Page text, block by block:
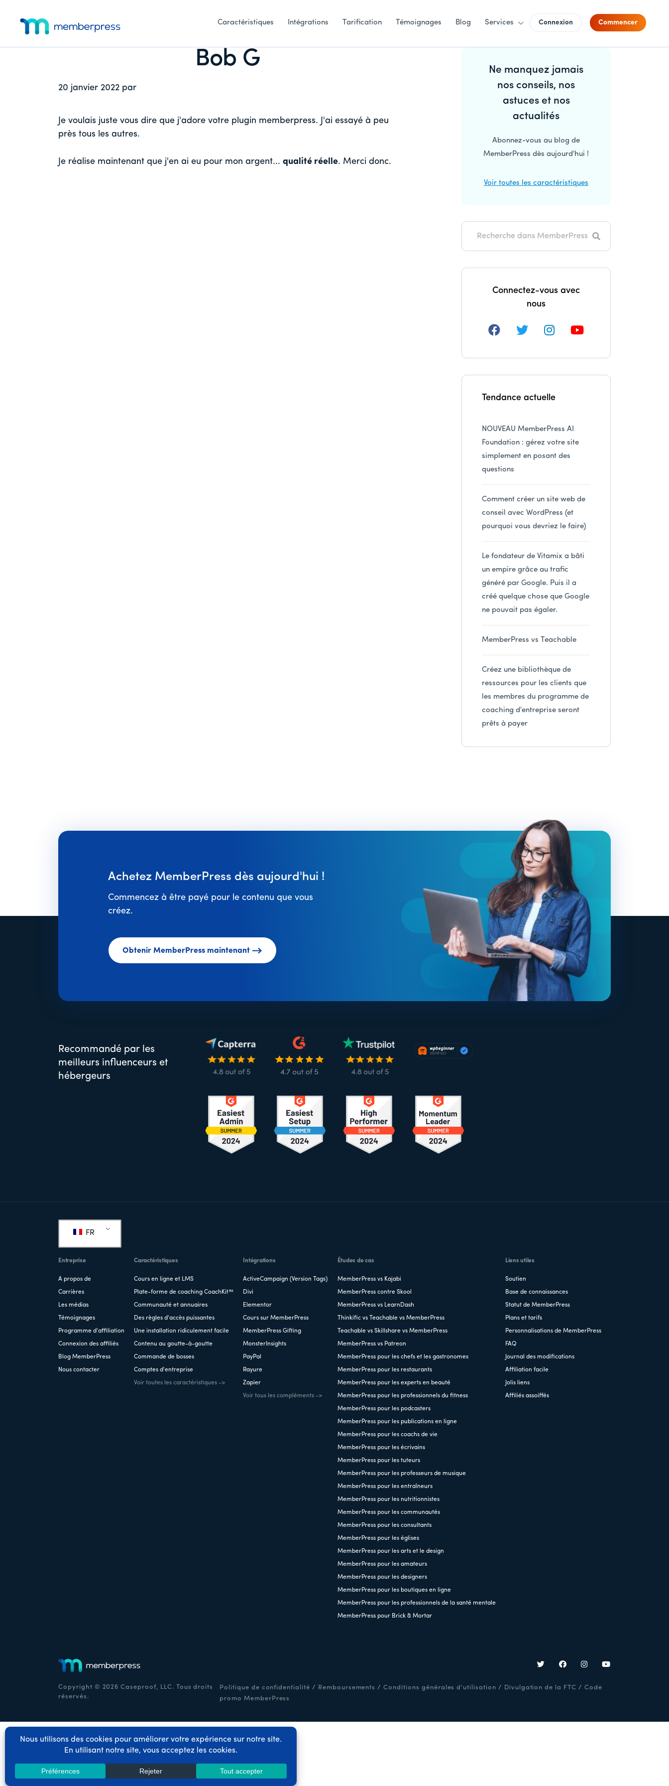
supplémentaire
Caractéristiques Intégrations Tarification Témoignages Blog Services Connexion Commencer
Bob G
20 janvier 2022 par
Je voulais juste vous dire que j'adore votre plugin memberpress. J'ai essayé à peu
près tous les autres.
Je réalise maintenant que j'en ai eu pour mon argent... qualité réelle. Merci donc.
latérale
principale
Ne manquez jamais
nos conseils, nos
astuces et nos
actualités
Abonnez-vous au blog de
MemberPress dès aujourd'hui !
Voir toutes les caractéristiques
Recherche
Connectez-vous avec
nous
Tendance actuelle
NOUVEAU MemberPress AI
Foundation : gérez votre site
simplement en posant des
questions
Comment créer un site web de
conseil avec WordPress (et
pourquoi vous devriez le faire)
Le fondateur de Vitamix a bâti
un empire grâce au trafic
généré par Google. Puis il a
créé quelque chose que Google
ne pouvait pas égaler.
MemberPress vs Teachable
Créez une bibliothèque de
ressources pour les clients que
les membres du programme de
coaching d'entreprise seront
prêts à payer
Achetez MemberPress dès aujourd'hui !
Commencez à être payé pour le contenu que vous
créez.
Obtenir MemberPress maintenant
Recommandé par les
meilleurs influenceurs et
hébergeurs
FR
Entreprise
A propos de
Carrières
Les médias
Témoignages
Programme d'affiliation
Connexion des affiliés
Blog MemberPress
Nous contacter
Caractéristiques
Cours en ligne et LMS
Plate-forme de coaching CoachKit™
Communauté et annuaires
Des règles d'accès puissantes
Une installation ridiculement facile
Contenu au goutte-à-goutte
Commande de bosses
Comptes d'entreprise
Voir toutes les caractéristiques ->
Intégrations
ActiveCampaign (Version Tags)
Divi
Elementor
Cours sur MemberPress
MemberPress Gifting
MonsterInsights
PayPal
Rayure
Zapier
Voir tous les compléments ->
Études de cas
MemberPress vs Kajabi
MemberPress contre Skool
MemberPress vs LearnDash
Thinkific vs Teachable vs MemberPress
Teachable vs Skillshare vs MemberPress
MemberPress vs Patreon
MemberPress pour les chefs et les gastronomes
MemberPress pour les restaurants
MemberPress pour les experts en beauté
MemberPress pour les professionnels du fitness
MemberPress pour les podcasters
MemberPress pour les publications en ligne
MemberPress pour les coachs de vie
MemberPress pour les écrivains
MemberPress pour les tuteurs
MemberPress pour les professeurs de musique
MemberPress pour les entraîneurs
MemberPress pour les nutritionnistes
MemberPress pour les communautés
MemberPress pour les consultants
MemberPress pour les églises
MemberPress pour les arts et le design
MemberPress pour les amateurs
MemberPress pour les designers
MemberPress pour les boutiques en ligne
MemberPress pour les professionnels de la santé mentale
MemberPress pour Brick & Mortar
Liens utiles
Soutien
Base de connaissances
Statut de MemberPress
Plans et tarifs
Personnalisations de MemberPress
FAQ
Journal des modifications
Affiliation facile
Jolis liens
Affiliés assoiffés
Copyright © 2026 Caseproof, LLC. Tous droits
réservés.
Politique de confidentialité / Remboursements / Conditions générales d'utilisation / Divulgation de la FTC / Code
promo MemberPress